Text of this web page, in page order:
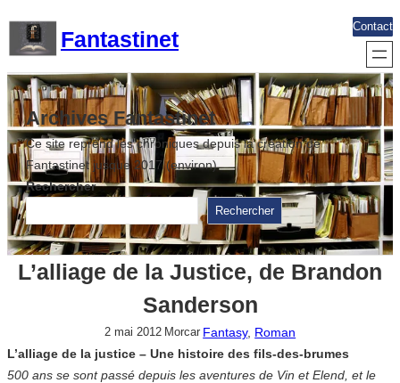
contenu
Fantastinet
Contact
Archives Fantastinet
Ce site reprend les chroniques depuis la création de
Fantastinet jusque 2017 (environ)
Rechercher
Rechercher
L’alliage de la Justice, de Brandon
Sanderson
2 mai 2012 Morcar Fantasy, Roman
L’alliage de la justice – Une histoire des fils-des-brumes
500 ans se sont passé depuis les aventures de Vin et Elend, et le